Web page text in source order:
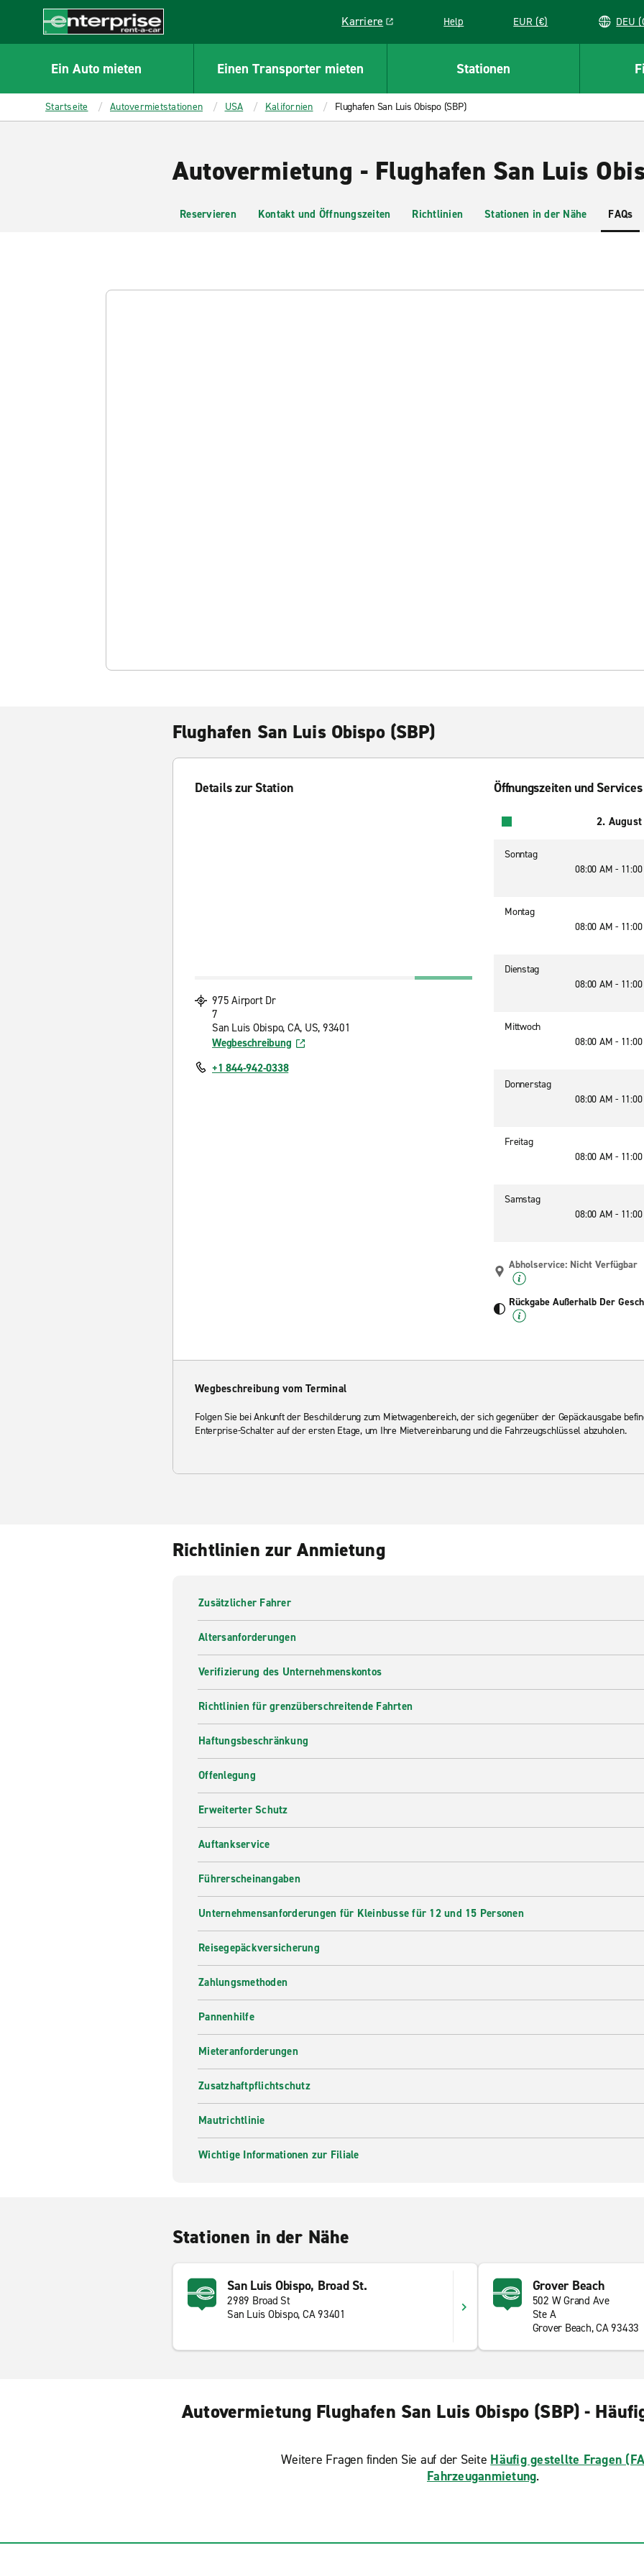
CONTENT
Enterprise
Karriere
Link opens in a new window
Help EUR (€)
Ein Auto mieten Einen Transporter mieten Stationen
Startseite Autovermietstationen USA Kalifornien Flughafen San Luis Obispo (SBP)
Autovermietung - Flughafen San Luis
Reservieren Kontakt und Öffnungszeiten Richtlinien Stationen in der Nähe FAQs
Flughafen San Luis Obispo (SBP)
Details zur Station
975 Airport Dr
7
San Luis Obispo, CA, US, 93401
Wegbeschreibung
+1 844-942-0338
Öffnungszeiten und Services
2.
Sonntag
08:00 AM -
Montag
08:00 AM -
Dienstag
08:00 AM -
Mittwoch
08:00 AM -
Donnerstag
08:00 AM -
Freitag
08:00 AM -
Samstag
08:00 AM -
Abholservice: Nicht Verfügbar
Rückgabe Außerhalb Der
Wegbeschreibung vom Terminal
Folgen Sie bei Ankunft der Beschilderung zum Mietwagenbereich, der sich gegenüber der Gepäckausgabe
Enterprise-Schalter auf der ersten Etage, um Ihre Mietvereinbarung und die Fahrzeugschlüssel abzuholen.
Richtlinien zur Anmietung
Zusätzlicher Fahrer
Altersanforderungen
Verifizierung des Unternehmenskontos
Richtlinien für grenzüberschreitende Fahrten
Haftungsbeschränkung
Offenlegung
Erweiterter Schutz
Auftankservice
Führerscheinangaben
Unternehmensanforderungen für Kleinbusse für 12 und 15 Personen
Reisegepäckversicherung
Zahlungsmethoden
Pannenhilfe
Mieteranforderungen
Zusatzhaftpflichtschutz
Mautrichtlinie
Wichtige Informationen zur Filiale
Stationen in der Nähe
San Luis Obispo, Broad St.
2989 Broad St
San Luis Obispo, CA 93401
Grover Beach
502 W Grand Ave
Ste A
Grover Beach, CA 93433
Autovermietung Flughafen San Luis Obispo (SBP) -
Weitere Fragen finden Sie auf der Seite Häufig gestellte Fragen
Fahrzeuganmietung.